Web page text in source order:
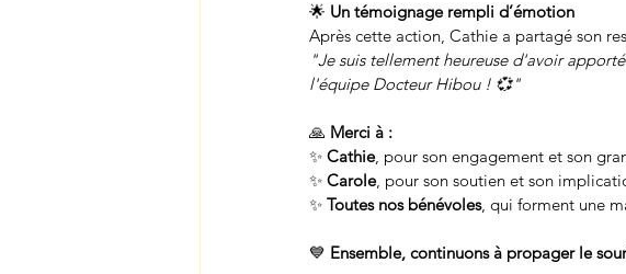
🌟 Un témoignage rempli d’émotion
Après cette action, Cathie a partagé son
"Je suis tellement heureuse d'avoir
l'équipe Docteur Hibou ! 💞"
🙏 Merci à :
✨ Cathie, pour son engagement et son
✨ Carole, pour son soutien et son
✨ Toutes nos bénévoles, qui forment une
💙 Ensemble, continuons à propager le